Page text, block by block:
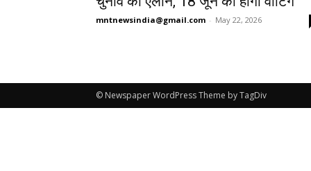
mntnewsindia@gmail.com - May 22, 2026
© Newspaper WordPress Theme by TagDiv